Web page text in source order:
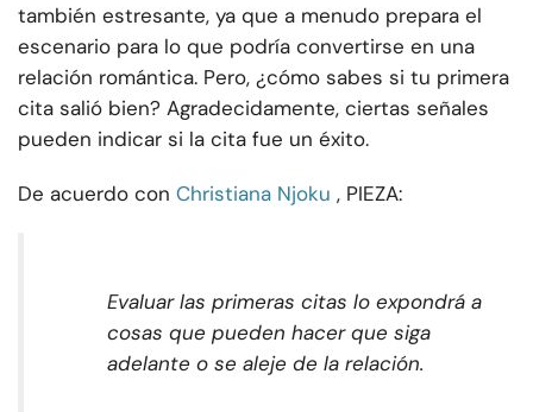
también estresante, ya que a menudo prepara el
escenario para lo que podría convertirse en una
relación romántica. Pero, ¿cómo sabes si tu primera
cita salió bien? Agradecidamente, ciertas señales
pueden indicar si la cita fue un éxito.
De acuerdo con Christiana Njoku , PIEZA:
Evaluar las primeras citas lo expondrá a
cosas que pueden hacer que siga
adelante o se aleje de la relación.